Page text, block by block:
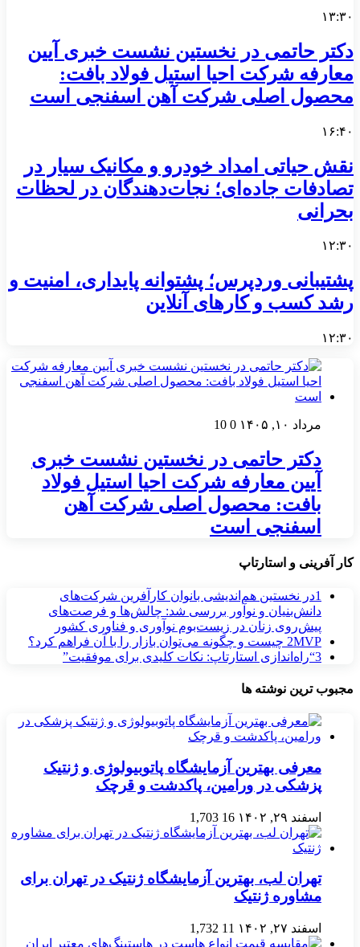
۱۳:۳۰
دکتر حاتمی در نخستین نشست خبری آیین
معارفه شرکت احیا استیل فولاد بافت:
محصول اصلی شرکت آهن اسفنجی است
۱۶:۴۰
نقش حیاتی امداد خودرو و مکانیک سیار در
تصادفات جاده‌ای؛ نجات‌دهندگان در لحظات
بحرانی
۱۲:۳۰
پشتیبانی وردپرس؛ پشتوانه پایداری، امنیت و
رشد کسب‌ و کارهای آنلاین
۱۲:۳۰
مرداد ۱۰, ۱۴۰۵ 0
10
دکتر حاتمی در نخستین نشست خبری
آیین معارفه شرکت احیا استیل فولاد
بافت: محصول اصلی شرکت آهن
اسفنجی است
کار آفرینی و استارتاپ
1در نخستین هم‌اندیشی بانوان کارآفرین شرکت‌های
دانش‌بنیان و نوآور بررسی شد: چالش‌ها و فرصت‌های
پیش‌روی زنان در زیست‌بوم نوآوری و فناوری کشور
2MVP چیست و چگونه می‌توان بازار را با آن فراهم کرد؟
3“راه‌اندازی استارتاپ: نکات کلیدی برای موفقیت”
مجبوب ترین نوشته ها
معرفی بهترین آزمایشگاه پاتوبیولوژی و ژنتیک
پزشکی در ورامین، پاکدشت و قرچک
اسفند ۲۹, ۱۴۰۲ 16
1,703
تهران لب، بهترین آزمایشگاه ژنتیک در تهران برای
مشاوره ژنتیک
اسفند ۲۷, ۱۴۰۲ 11
1,732